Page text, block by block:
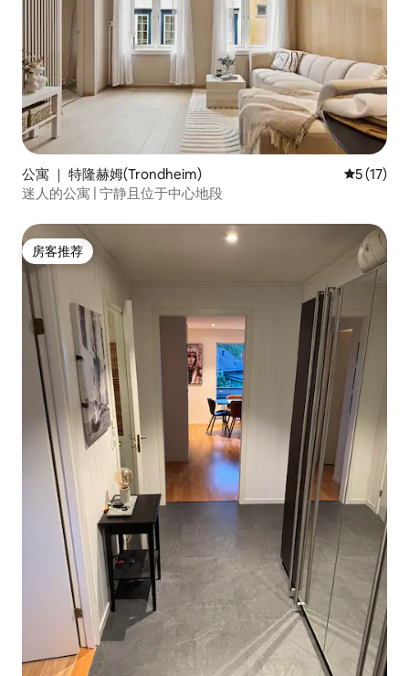
公寓 ｜ 特隆赫姆(Trondheim) 平均评分
5 (17)
迷人的公寓 | 宁静且位于中心地段
房客推荐
房客推荐